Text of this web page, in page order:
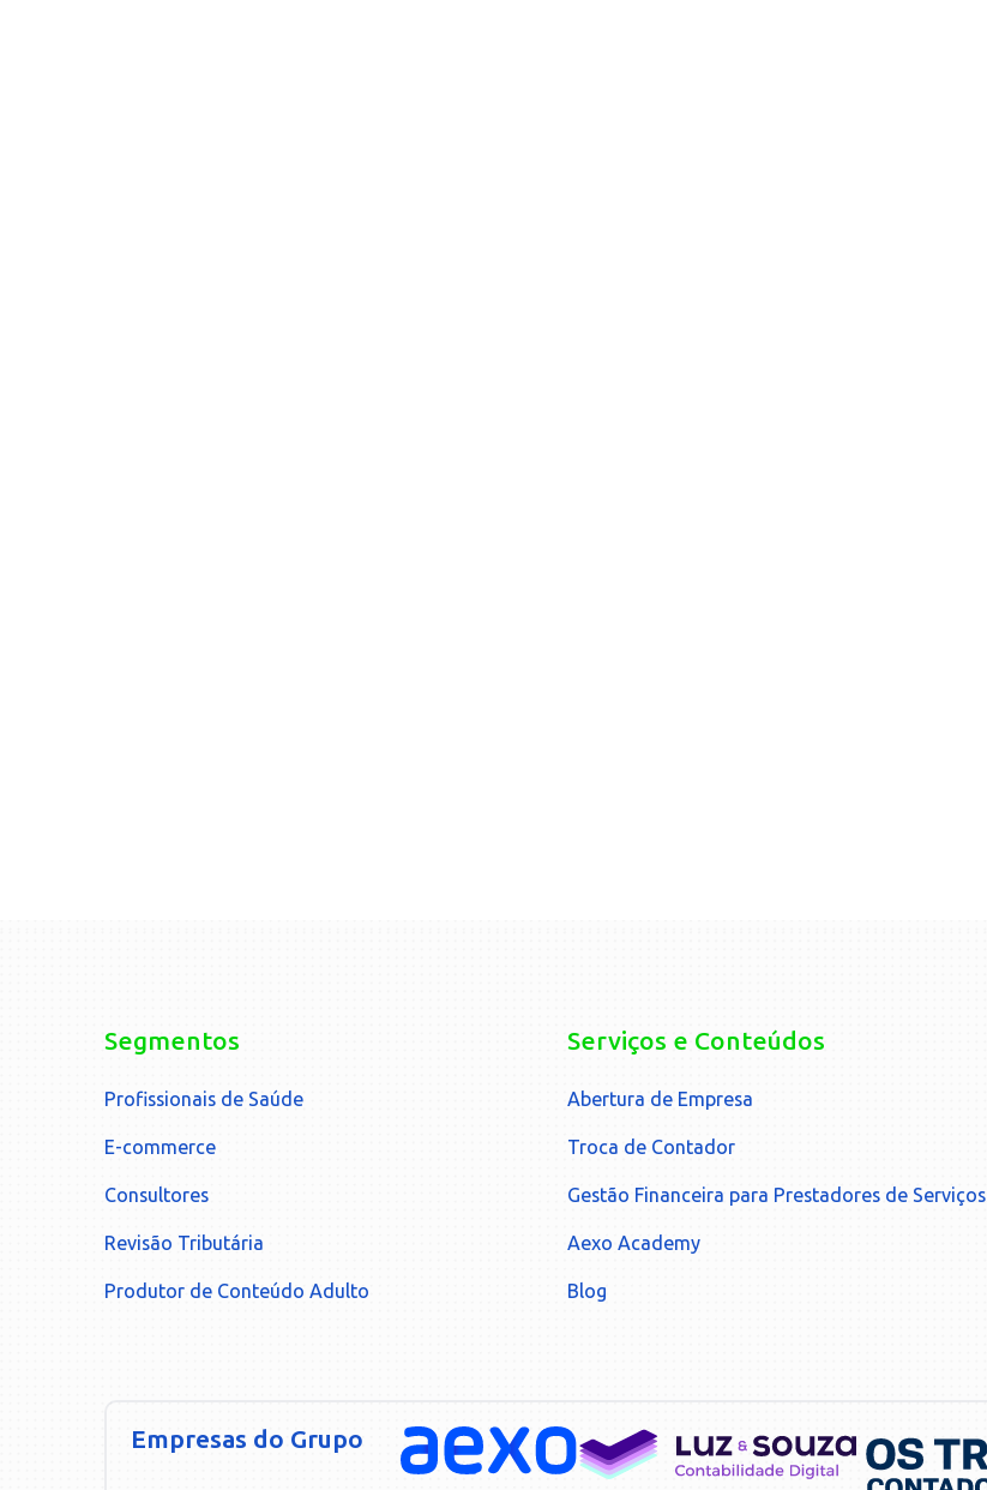
Segmentos
Profissionais de Saúde
E-commerce
Consultores
Revisão Tributária
Produtor de Conteúdo Adulto
Serviços e Conteúdos
Abertura de Empresa
Troca de Contador
Gestão Financeira para Prestadores de Serviços
Aexo Academy
Blog
Empresas do Grupo